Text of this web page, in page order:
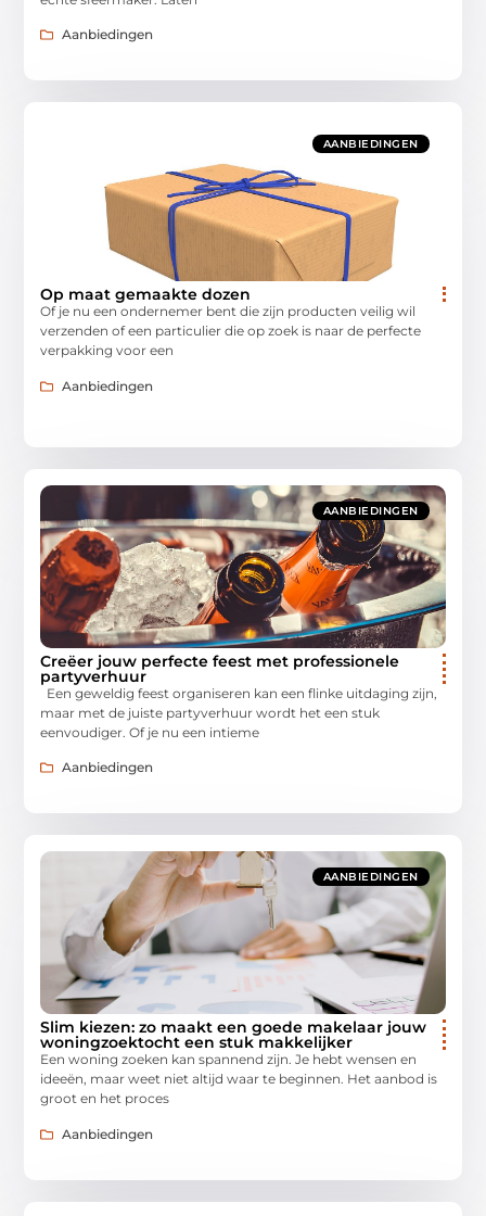
Aanbiedingen
AANBIEDINGEN
Op maat gemaakte dozen
Of je nu een ondernemer bent die zijn producten veilig wil
verzenden of een particulier die op zoek is naar de perfecte
verpakking voor een
Aanbiedingen
AANBIEDINGEN
Creëer jouw perfecte feest met professionele
partyverhuur
Een geweldig feest organiseren kan een flinke uitdaging zijn,
maar met de juiste partyverhuur wordt het een stuk
eenvoudiger. Of je nu een intieme
Aanbiedingen
AANBIEDINGEN
Slim kiezen: zo maakt een goede makelaar jouw
woningzoektocht een stuk makkelijker
Een woning zoeken kan spannend zijn. Je hebt wensen en
ideeën, maar weet niet altijd waar te beginnen. Het aanbod is
groot en het proces
Aanbiedingen